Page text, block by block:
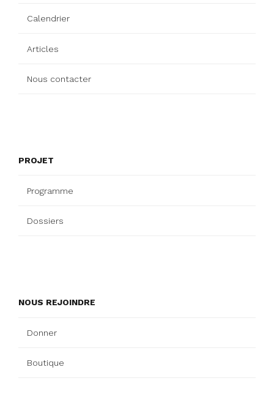
Calendrier
Articles
Nous contacter
PROJET
Programme
Dossiers
NOUS REJOINDRE
Donner
Boutique